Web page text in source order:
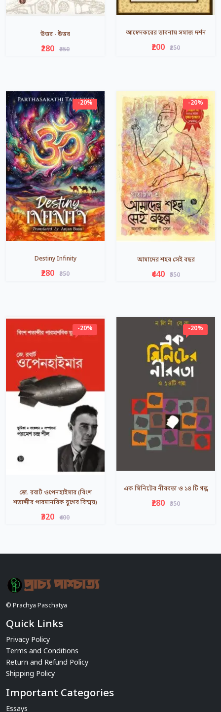
উত্তর - উত্তর
₹280 ₹350
আম্বেদকরের ভাবনায় সমাজ দর্শন
₹200 ₹250
-20%
Destiny Infinity
₹280 ₹350
-20%
আমাদের শহর সেই বছর
₹440 ₹550
-20%
জে. রবার্ট ওপেনহাইমার (বিংশ
শতাব্দীর পারমানবিক যুগের বিস্ময়)
₹320 ₹400
-20%
এক মিনিটের নীরবতা ও ১৪ টি গল্প
₹280 ₹350
© Prachya Paschatya
Quick Links
Privacy Policy
Terms and Conditions
Return and Refund Policy
Shipping Policy
Important Categories
Essays